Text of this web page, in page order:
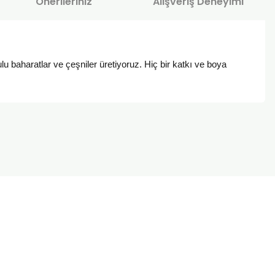
baharatlar ve çeşniler üretiyoruz. Hiç bir katkı ve boya